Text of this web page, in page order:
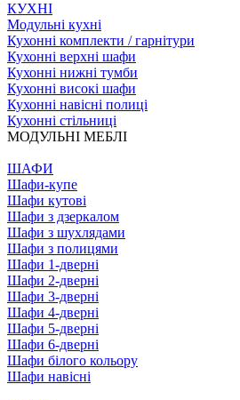
КУХНІ
Модульні кухні
Кухонні комплекти / гарнітури
Кухонні верхні шафи
Кухонні нижні тумби
Кухонні високі шафи
Кухонні навісні полиці
Кухонні стільниці
МОДУЛЬНІ МЕБЛІ
ШАФИ
Шафи-купе
Шафи кутові
Шафи з дзеркалом
Шафи з шухлядами
Шафи з полицями
Шафи 1-дверні
Шафи 2-дверні
Шафи 3-дверні
Шафи 4-дверні
Шафи 5-дверні
Шафи 6-дверні
Шафи білого кольору
Шафи навісні